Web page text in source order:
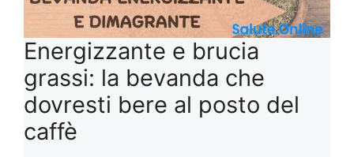
Energizzante e brucia
grassi: la bevanda che
dovresti bere al posto del
caffè